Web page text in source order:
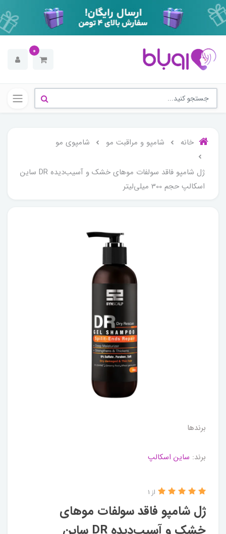
0
خانه شامپو و مراقبت مو شامپوی مو
ژل شامپو فاقد سولفات موهای خشک و آسیب‌دیده DR ساین
اسکالپ حجم 300 میلی‌لیتر
برندها
برند: ساین اسکالپ
ژل شامپو فاقد سولفات موهای
از 1